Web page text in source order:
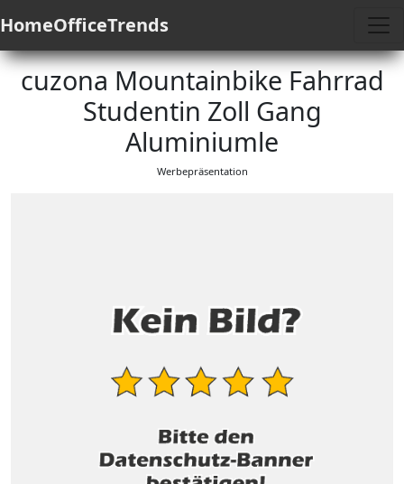
HomeOfficeTrends
cuzona Mountainbike Fahrrad
Studentin Zoll Gang
Aluminiumle
Werbepräsentation